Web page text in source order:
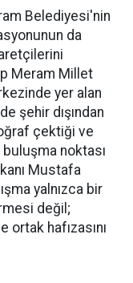
Belediyesi'nin
da
Meram Millet
yer alan
şehir dışından
çektiği ve
noktası
Mustafa
yalnızca bir
değil;
ortak hafızasını